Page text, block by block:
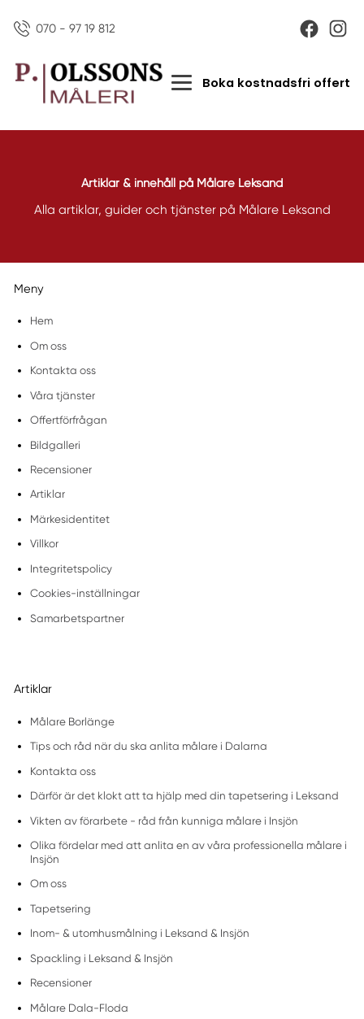
070 - 97 19 812
Boka kostnadsfri offert
Artiklar & innehåll på Målare Leksand
Alla artiklar, guider och tjänster på Målare Leksand
Meny
Hem
Om oss
Kontakta oss
Våra tjänster
Offertförfrågan
Bildgalleri
Recensioner
Artiklar
Märkesidentitet
Villkor
Integritetspolicy
Cookies-inställningar
Samarbetspartner
Artiklar
Målare Borlänge
Tips och råd när du ska anlita målare i Dalarna
Kontakta oss
Därför är det klokt att ta hjälp med din tapetsering i Leksand
Vikten av förarbete - råd från kunniga målare i Insjön
Olika fördelar med att anlita en av våra professionella målare i
Insjön
Om oss
Tapetsering
Inom- & utomhusmålning i Leksand & Insjön
Spackling i Leksand & Insjön
Recensioner
Målare Dala-Floda